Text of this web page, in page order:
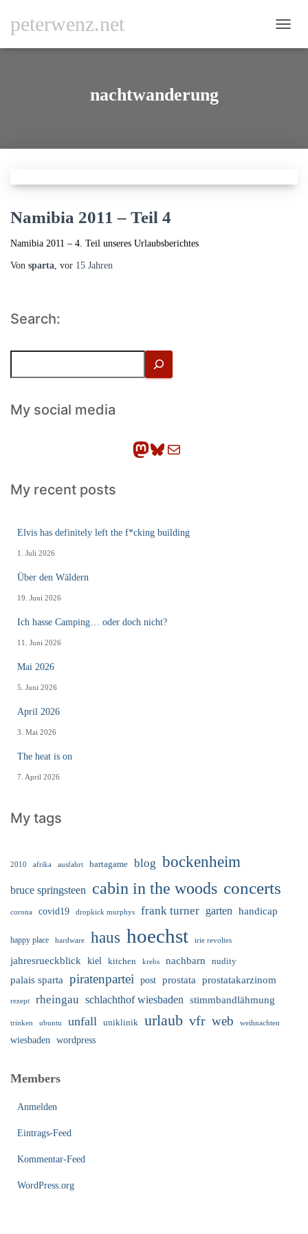
peterwenz.net
nachtwanderung
Namibia 2011 – Teil 4
Namibia 2011 – 4. Teil unseres Urlaubsberichtes
Von sparta, vor 15 Jahren
Search:
h
eMy social media
Mastodon Bluesky E-Mail
My recent posts
Elvis has definitely left the f*cking building
1. Juli 2026
Über den Wäldern
19. Juni 2026
Ich hasse Camping… oder doch nicht?
11. Juni 2026
Mai 2026
5. Juni 2026
April 2026
3. Mai 2026
The heat is on
7. April 2026
My tags
2010 afrika ausfahrt bartagame blog bockenheim
bruce springsteen cabin in the woods concerts
corona covid19 dropkick murphys frank turner garten handicap
happy place hardware haus hoechst irie revoltes
jahresrueckblick kiel kitchen krebs nachbarn nudity
palais sparta piratenpartei post prostata prostatakarzinom
rezept rheingau schlachthof wiesbaden stimmbandlähmung
trinken ubuntu unfall uniklinik urlaub vfr web weihnachten
wiesbaden wordpress
Members
Anmelden
Eintrags-Feed
Kommentar-Feed
WordPress.org